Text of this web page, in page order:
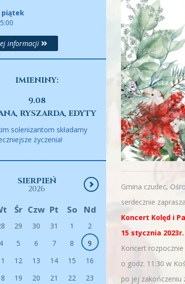
piątek
informacji
IMIENINY:
9.08
RYSZARDA, EDYTY
solenizantom składamy
życzenia!
SIERPIEŃ
2026
Śr Czw Pt So Nd
29 30 31 1
2
4 5 6 7 8
9
12 13 14 15
16
19 20 21 22
23
Gmina czudec,
serdecznie
Koncert Kolęd i
15 stycznia 2023r.
Koncert
o godz. 11:30 w
po jej zakończeniu